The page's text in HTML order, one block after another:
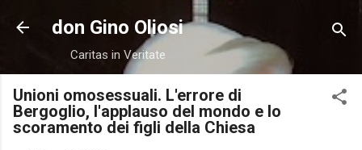
Passa ai contenuti principali
don Gino Oliosi
Caritas in Veritate
Unioni omosessuali. L'errore di
Bergoglio, l'applauso del mondo e lo
scoramento dei figli della Chiesa